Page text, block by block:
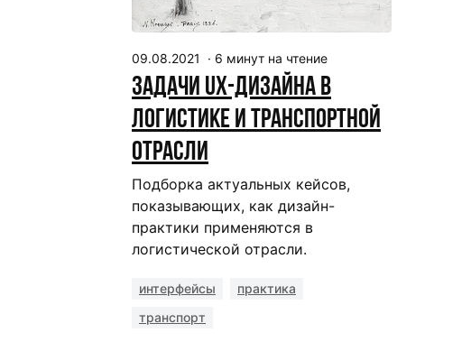
09.08.2021 · 6 минут на чтение
Задачи UX-дизайна в
логистике и транспортной
отрасли
Подборка актуальных кейсов,
показывающих, как дизайн-
практики применяются в
логистической отрасли.
интерфейсы
практика
транспорт